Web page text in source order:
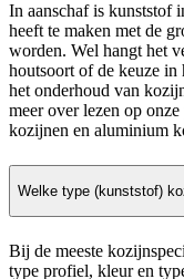
In aanschaf is kunststof
heeft te maken met de
worden. Wel hangt het
houtsoort of de keuze
het onderhoud van
meer over lezen op
kozijnen en aluminium
Welke type (kunststof)
Bij de meeste
type profiel, kleur en